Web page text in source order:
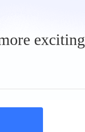
exciting